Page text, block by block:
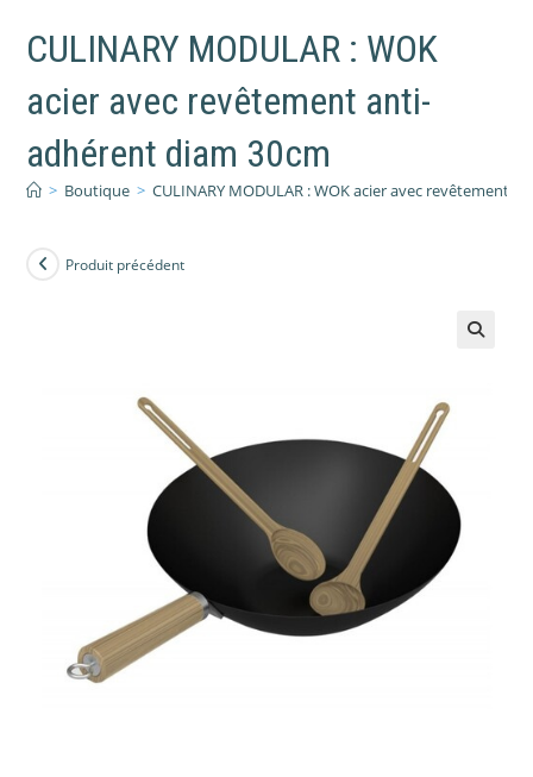
CULINARY MODULAR : WOK
acier avec revêtement anti-
adhérent diam 30cm
> Boutique > CULINARY MODULAR : WOK acier avec revêtement
Produit précédent